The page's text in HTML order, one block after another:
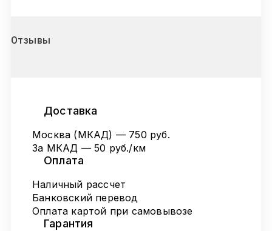
Отзывы
Доставка
Москва (МКАД) — 750 руб.
За МКАД — 50 руб./км
Оплата
Наличный рассчет
Банковский перевод
Оплата картой при самовывозе
Гарантия